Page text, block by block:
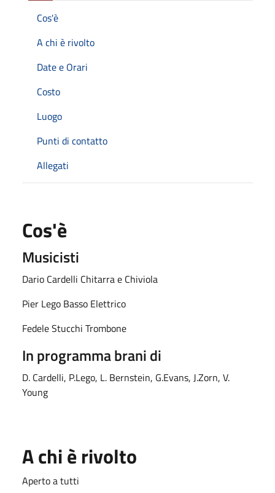
Cos'è
A chi è rivolto
Date e Orari
Costo
Luogo
Punti di contatto
Allegati
Cos'è
Musicisti
Dario Cardelli Chitarra e Chiviola
Pier Lego Basso Elettrico
Fedele Stucchi Trombone
In programma brani di
D. Cardelli, P.Lego, L. Bernstein, G.Evans, J.Zorn, V.
Young
A chi è rivolto
Aperto a tutti